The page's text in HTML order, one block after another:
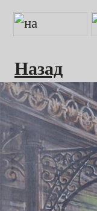
Назад